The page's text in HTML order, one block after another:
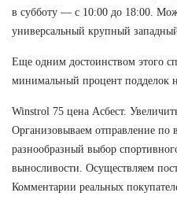
в субботу — с 10:00 до 18:00.
универсальный крупный
Еще одним достоинством этого
минимальный процент подделок
Winstrol 75 цена Асбест.
Организовываем отправление по
разнообразный выбор
выносливости. Осуществляем
Комментарии реальных